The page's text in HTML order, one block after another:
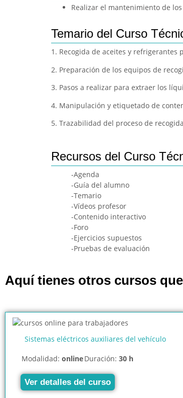
Realizar el mantenimiento de
Temario del Curso
1. Recogida de aceites y refrigerantes
2. Preparación de los equipos de
3. Pasos a realizar para extraer los
4. Manipulación y etiquetado de
5. Trazabilidad del proceso de
Recursos del Curso
-Agenda
-Guía del alumno
-Temario
-Vídeos profesor
-Contenido interactivo
-Foro
-Ejercicios supuestos
-Pruebas de evaluación
Aquí tienes otros cursos
Sistemas eléctricos auxiliares del vehículo
Modalidad: onlineDuración: 30 h
Ver detalles del curso